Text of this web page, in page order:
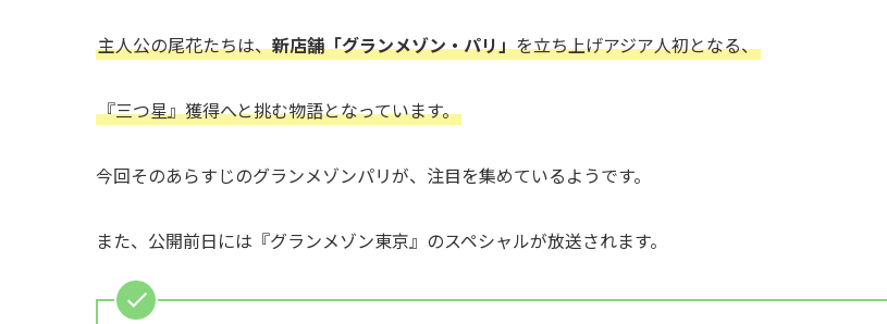
主人公の尾花たちは、新店舗「グランメゾン・パリ」を立ち上げアジア人初となる、
『三つ星』獲得へと挑む物語となっています。
今回そのあらすじのグランメゾンパリが、注目を集めているようです。
また、公開前日には『グランメゾン東京』のスペシャルが放送されます。